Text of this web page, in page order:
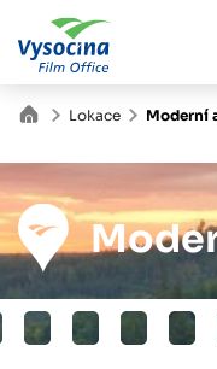
Lokace Moderní